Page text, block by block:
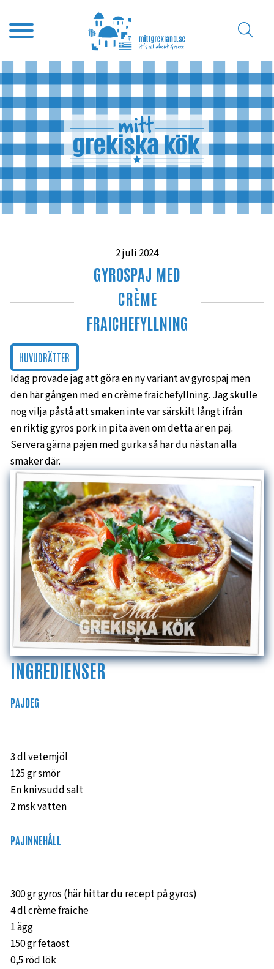
2 juli 2024
GYROSPAJ MED
CRÈME
FRAICHEFYLLNING
HUVUDRÄTTER
Idag provade jag att göra en ny variant av gyrospaj men
den här gången med en crème fraichefyllning. Jag skulle
nog vilja påstå att smaken inte var särskilt långt ifrån
en riktig gyros pork in pita även om detta är en paj.
Servera gärna pajen med gurka så har du nästan alla
smaker där.
INGREDIENSER
PAJDEG
3 dl vetemjöl
125 gr smör
En knivsudd salt
2 msk vatten
PAJINNEHÅLL
300 gr gyros (här hittar du recept på gyros)
4 dl crème fraiche
1 ägg
150 gr fetaost
0,5 röd lök